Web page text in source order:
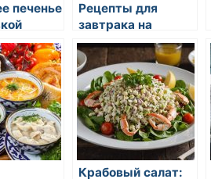
печенье
Рецепты для
завтрака на
каждый день
Крабовый салат: